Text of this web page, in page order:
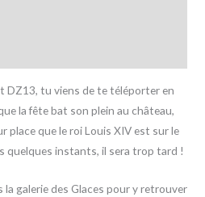
DZ13, tu viens de te téléporter en
la fête bat son plein au château,
place que le roi Louis XIV est sur le
quelques instants, il sera trop tard !
la galerie des Glaces pour y retrouver